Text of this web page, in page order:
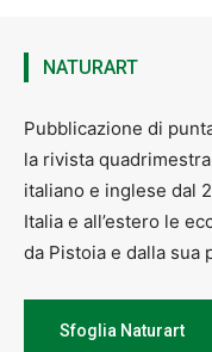
NATURART
Pubblicazione di
la rivista
italiano e inglese dal
Italia e all’estero le
da Pistoia e dalla sua
Sfoglia Naturart